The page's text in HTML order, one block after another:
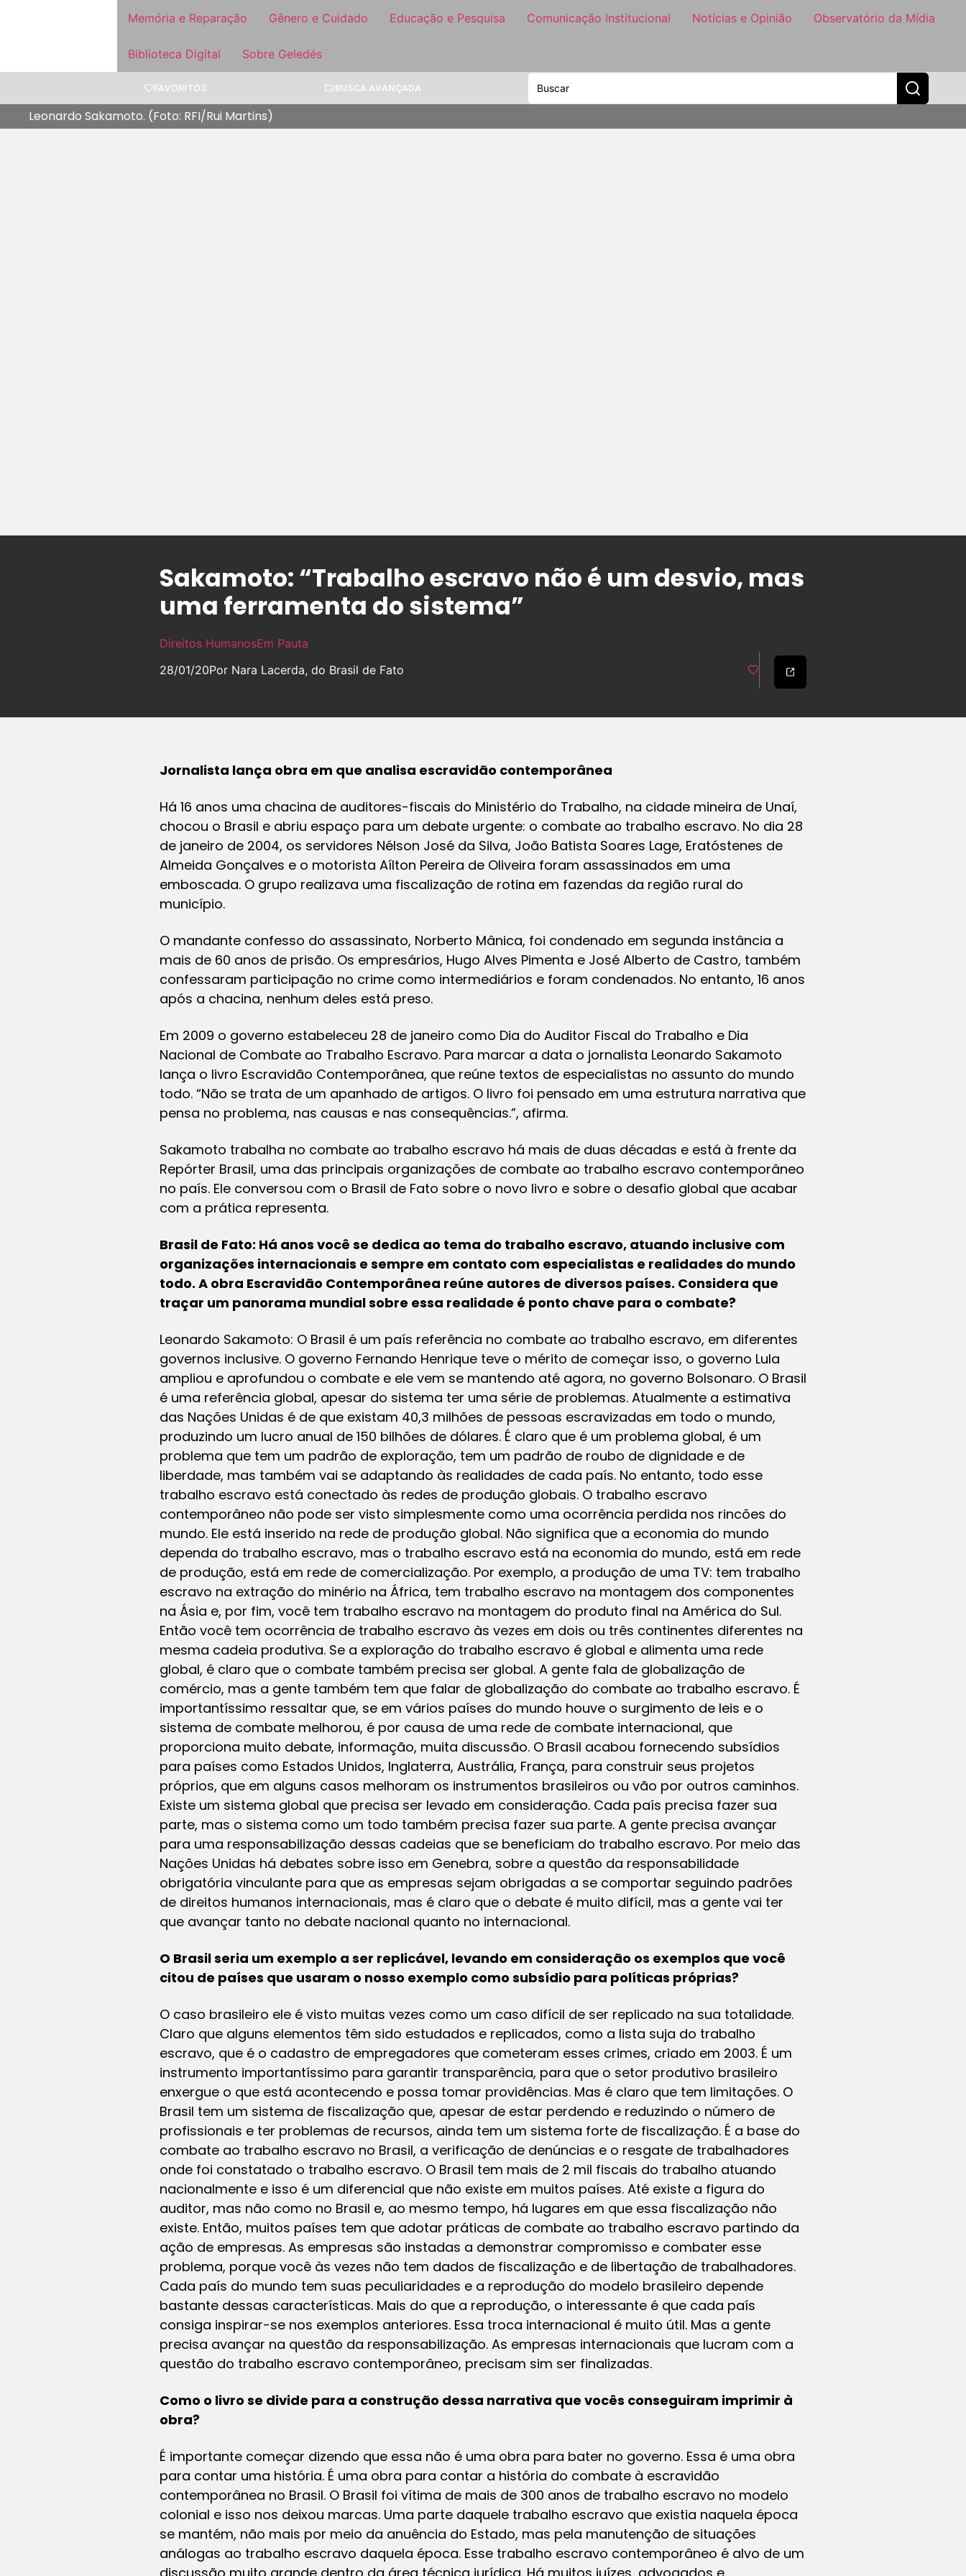
Memória e Reparação Gênero e Cuidado Educação e Pesquisa Comunicação Institucional Notícias e Opinião Observatório da Mídia
Biblioteca Digital Sobre Geledés
FAVORITOS BUSCA AVANÇADA
Leonardo Sakamoto. (Foto: RFI/Rui Martins)
Sakamoto: “Trabalho escravo não é um desvio, mas
uma ferramenta do sistema”
Direitos HumanosEm Pauta
28/01/20Por Nara Lacerda, do Brasil de Fato
Jornalista lança obra em que analisa escravidão contemporânea
Há 16 anos uma chacina de auditores-fiscais do Ministério do Trabalho, na cidade mineira de Unaí,
chocou o Brasil e abriu espaço para um debate urgente: o combate ao trabalho escravo. No dia 28
de janeiro de 2004, os servidores Nélson José da Silva, João Batista Soares Lage, Eratóstenes de
Almeida Gonçalves e o motorista Aílton Pereira de Oliveira foram assassinados em uma
emboscada. O grupo realizava uma fiscalização de rotina em fazendas da região rural do
município.
O mandante confesso do assassinato, Norberto Mânica, foi condenado em segunda instância a
mais de 60 anos de prisão. Os empresários, Hugo Alves Pimenta e José Alberto de Castro, também
confessaram participação no crime como intermediários e foram condenados. No entanto, 16 anos
após a chacina, nenhum deles está preso.
Em 2009 o governo estabeleceu 28 de janeiro como Dia do Auditor Fiscal do Trabalho e Dia
Nacional de Combate ao Trabalho Escravo. Para marcar a data o jornalista Leonardo Sakamoto
lança o livro Escravidão Contemporânea, que reúne textos de especialistas no assunto do mundo
todo. “Não se trata de um apanhado de artigos. O livro foi pensado em uma estrutura narrativa que
pensa no problema, nas causas e nas consequências.”, afirma.
Sakamoto trabalha no combate ao trabalho escravo há mais de duas décadas e está à frente da
Repórter Brasil, uma das principais organizações de combate ao trabalho escravo contemporâneo
no país. Ele conversou com o Brasil de Fato sobre o novo livro e sobre o desafio global que acabar
com a prática representa.
Brasil de Fato: Há anos você se dedica ao tema do trabalho escravo, atuando inclusive com
organizações internacionais e sempre em contato com especialistas e realidades do mundo
todo. A obra Escravidão Contemporânea reúne autores de diversos países. Considera que
traçar um panorama mundial sobre essa realidade é ponto chave para o combate?
Leonardo Sakamoto: O Brasil é um país referência no combate ao trabalho escravo, em diferentes
governos inclusive. O governo Fernando Henrique teve o mérito de começar isso, o governo Lula
ampliou e aprofundou o combate e ele vem se mantendo até agora, no governo Bolsonaro. O Brasil
é uma referência global, apesar do sistema ter uma série de problemas. Atualmente a estimativa
das Nações Unidas é de que existam 40,3 milhões de pessoas escravizadas em todo o mundo,
produzindo um lucro anual de 150 bilhões de dólares. É claro que é um problema global, é um
problema que tem um padrão de exploração, tem um padrão de roubo de dignidade e de
liberdade, mas também vai se adaptando às realidades de cada país. No entanto, todo esse
trabalho escravo está conectado às redes de produção globais. O trabalho escravo
contemporâneo não pode ser visto simplesmente como uma ocorrência perdida nos rincões do
mundo. Ele está inserido na rede de produção global. Não significa que a economia do mundo
dependa do trabalho escravo, mas o trabalho escravo está na economia do mundo, está em rede
de produção, está em rede de comercialização. Por exemplo, a produção de uma TV: tem trabalho
escravo na extração do minério na África, tem trabalho escravo na montagem dos componentes
na Ásia e, por fim, você tem trabalho escravo na montagem do produto final na América do Sul.
Então você tem ocorrência de trabalho escravo às vezes em dois ou três continentes diferentes na
mesma cadeia produtiva. Se a exploração do trabalho escravo é global e alimenta uma rede
global, é claro que o combate também precisa ser global. A gente fala de globalização de
comércio, mas a gente também tem que falar de globalização do combate ao trabalho escravo. É
importantíssimo ressaltar que, se em vários países do mundo houve o surgimento de leis e o
sistema de combate melhorou, é por causa de uma rede de combate internacional, que
proporciona muito debate, informação, muita discussão. O Brasil acabou fornecendo subsídios
para países como Estados Unidos, Inglaterra, Austrália, França, para construir seus projetos
próprios, que em alguns casos melhoram os instrumentos brasileiros ou vão por outros caminhos.
Existe um sistema global que precisa ser levado em consideração. Cada país precisa fazer sua
parte, mas o sistema como um todo também precisa fazer sua parte. A gente precisa avançar
para uma responsabilização dessas cadeias que se beneficiam do trabalho escravo. Por meio das
Nações Unidas há debates sobre isso em Genebra, sobre a questão da responsabilidade
obrigatória vinculante para que as empresas sejam obrigadas a se comportar seguindo padrões
de direitos humanos internacionais, mas é claro que o debate é muito difícil, mas a gente vai ter
que avançar tanto no debate nacional quanto no internacional.
O Brasil seria um exemplo a ser replicável, levando em consideração os exemplos que você
citou de países que usaram o nosso exemplo como subsídio para políticas próprias?
O caso brasileiro ele é visto muitas vezes como um caso difícil de ser replicado na sua totalidade.
Claro que alguns elementos têm sido estudados e replicados, como a lista suja do trabalho
escravo, que é o cadastro de empregadores que cometeram esses crimes, criado em 2003. É um
instrumento importantíssimo para garantir transparência, para que o setor produtivo brasileiro
enxergue o que está acontecendo e possa tomar providências. Mas é claro que tem limitações. O
Brasil tem um sistema de fiscalização que, apesar de estar perdendo e reduzindo o número de
profissionais e ter problemas de recursos, ainda tem um sistema forte de fiscalização. É a base do
combate ao trabalho escravo no Brasil, a verificação de denúncias e o resgate de trabalhadores
onde foi constatado o trabalho escravo. O Brasil tem mais de 2 mil fiscais do trabalho atuando
nacionalmente e isso é um diferencial que não existe em muitos países. Até existe a figura do
auditor, mas não como no Brasil e, ao mesmo tempo, há lugares em que essa fiscalização não
existe. Então, muitos países tem que adotar práticas de combate ao trabalho escravo partindo da
ação de empresas. As empresas são instadas a demonstrar compromisso e combater esse
problema, porque você às vezes não tem dados de fiscalização e de libertação de trabalhadores.
Cada país do mundo tem suas peculiaridades e a reprodução do modelo brasileiro depende
bastante dessas características. Mais do que a reprodução, o interessante é que cada país
consiga inspirar-se nos exemplos anteriores. Essa troca internacional é muito útil. Mas a gente
precisa avançar na questão da responsabilização. As empresas internacionais que lucram com a
questão do trabalho escravo contemporâneo, precisam sim ser finalizadas.
Como o livro se divide para a construção dessa narrativa que vocês conseguiram imprimir à
obra?
É importante começar dizendo que essa não é uma obra para bater no governo. Essa é uma obra
para contar uma história. É uma obra para contar a história do combate à escravidão
contemporânea no Brasil. O Brasil foi vítima de mais de 300 anos de trabalho escravo no modelo
colonial e isso nos deixou marcas. Uma parte daquele trabalho escravo que existia naquela época
se mantém, não mais por meio da anuência do Estado, mas pela manutenção de situações
análogas ao trabalho escravo daquela época. Esse trabalho escravo contemporâneo é alvo de um